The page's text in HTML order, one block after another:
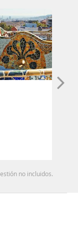
no incluidos.